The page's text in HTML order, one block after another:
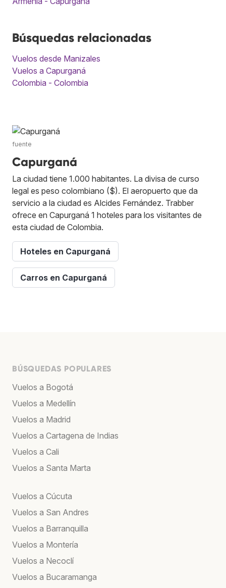
Búsquedas relacionadas
Vuelos desde Manizales
Vuelos a Capurganá
Colombia - Colombia
fuente
Capurganá
La ciudad tiene 1.000 habitantes. La divisa de curso
legal es peso colombiano ($). El aeropuerto que da
servicio a la ciudad es Alcides Fernández. Trabber
ofrece en Capurganá 1 hoteles para los visitantes de
esta ciudad de Colombia.
Hoteles en Capurganá
Carros en Capurganá
BÚSQUEDAS POPULARES
Vuelos a Bogotá
Vuelos a Medellín
Vuelos a Madrid
Vuelos a Cartagena de Indias
Vuelos a Cali
Vuelos a Santa Marta
Vuelos a Cúcuta
Vuelos a San Andres
Vuelos a Barranquilla
Vuelos a Montería
Vuelos a Necoclí
Vuelos a Bucaramanga